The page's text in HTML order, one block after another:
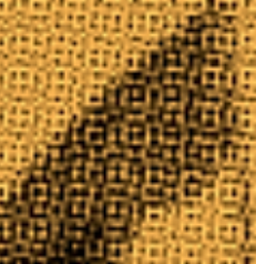
policial y militar ya
el cruce de información
crimen organizado
controles institucionales de